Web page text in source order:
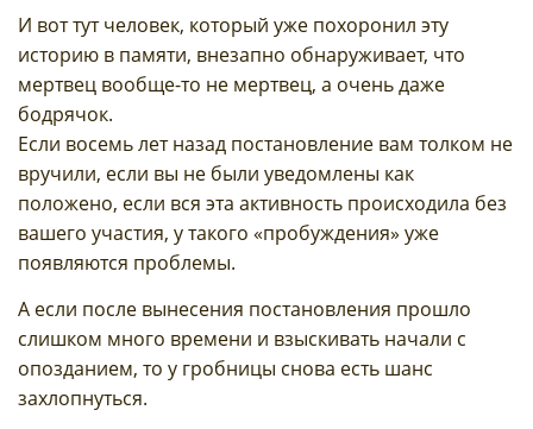
И вот тут человек, который уже похоронил эту
историю в памяти, внезапно обнаруживает, что
мертвец вообще-то не мертвец, а очень даже
бодрячок.
Если восемь лет назад постановление вам толком не
вручили, если вы не были уведомлены как
положено, если вся эта активность происходила без
вашего участия, у такого «пробуждения» уже
появляются проблемы.
А если после вынесения постановления прошло
слишком много времени и взыскивать начали с
опозданием, то у гробницы снова есть шанс
захлопнуться.